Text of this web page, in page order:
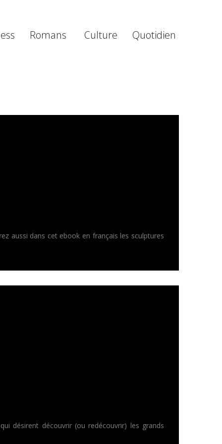
Romans Culture Quotidien
aussi dans cet ebook en français les sculptures
désirent découvrir (ou redécouvrir) les grands